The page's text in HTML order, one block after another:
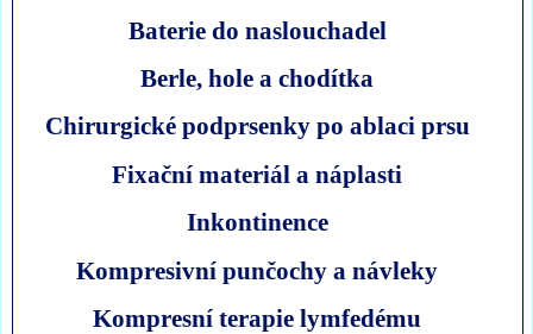
Baterie do naslouchadel
Berle, hole a chodítka
Chirurgické podprsenky po ablaci prsu
Fixační materiál a náplasti
Inkontinence
Kompresivní punčochy a návleky
Kompresní terapie lymfedému